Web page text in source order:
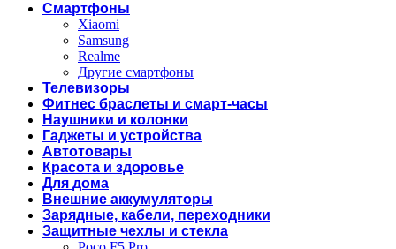
Смартфоны
Xiaomi
Samsung
Realme
Другие смартфоны
Телевизоры
Фитнес браслеты и смарт-часы
Наушники и колонки
Гаджеты и устройства
Автотовары
Красота и здоровье
Для дома
Внешние аккумуляторы
Зарядные, кабели, переходники
Защитные чехлы и стекла